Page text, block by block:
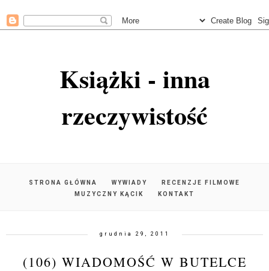
Książki - inna
rzeczywistość
STRONA GŁÓWNA WYWIADY
RECENZJE FILMOWE
MUZYCZNY KĄCIK
KONTAKT
grudnia 29, 2011
(106) WIADOMOŚĆ W BUTELCE